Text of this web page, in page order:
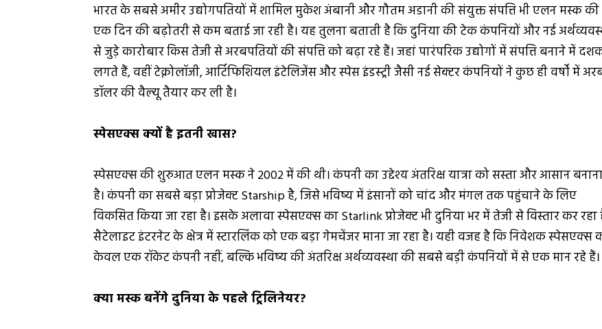
भारत के सबसे अमीर उद्योगपतियों में शामिल मुकेश अंबानी और गौतम अडानी की संयुक्त संपत्ति भी एलन मस्क की
एक दिन की बढ़ोतरी से कम बताई जा रही है। यह तुलना बताती है कि दुनिया की टेक कंपनियों और नई
से जुड़े कारोबार किस तेजी से अरबपतियों की संपत्ति को बढ़ा रहे हैं। जहां पारंपरिक उद्योगों में संपत्ति बनाने में
लगते हैं, वहीं टेक्नोलॉजी, आर्टिफिशियल इंटेलिजेंस और स्पेस इंडस्ट्री जैसी नई सेक्टर कंपनियों ने कुछ ही वर्षों में
डॉलर की वैल्यू तैयार कर ली है।
स्पेसएक्स क्यों है इतनी खास?
स्पेसएक्स की शुरुआत एलन मस्क ने 2002 में की थी। कंपनी का उद्देश्य अंतरिक्ष यात्रा को सस्ता और आसान
है। कंपनी का सबसे बड़ा प्रोजेक्ट Starship है, जिसे भविष्य में इंसानों को चांद और मंगल तक पहुंचाने के लिए
विकसित किया जा रहा है। इसके अलावा स्पेसएक्स का Starlink प्रोजेक्ट भी दुनिया भर में तेजी से विस्तार कर रहा
सैटेलाइट इंटरनेट के क्षेत्र में स्टारलिंक को एक बड़ा गेमचेंजर माना जा रहा है। यही वजह है कि निवेशक स्पेसएक्स
केवल एक रॉकेट कंपनी नहीं, बल्कि भविष्य की अंतरिक्ष अर्थव्यवस्था की सबसे बड़ी कंपनियों में से एक मान रहे हैं।
क्या मस्क बनेंगे दुनिया के पहले ट्रिलिनेयर?